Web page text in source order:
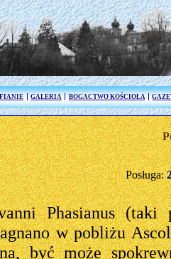
GALERIA BOGACTWO KOŚCIOŁA
Posługa:
Phasianus (taki
w pobliżu
być może